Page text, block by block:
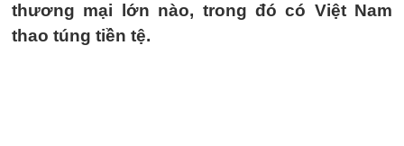
thương mại lớn nào, trong đó có Việt Nam
thao túng tiền tệ.